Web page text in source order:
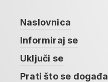
Naslovnica
Informiraj se
Uključi se
Prati što se događa